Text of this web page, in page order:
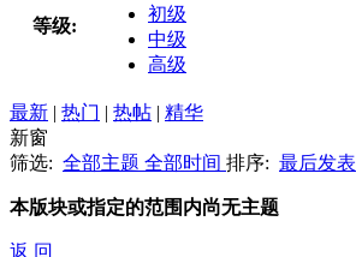
等级:
初级
中级
高级
最新 | 热门 | 热帖 | 精华
新窗
筛选: 全部主题 全部时间 排序: 最后发表
本版块或指定的范围内尚无主题
返 回